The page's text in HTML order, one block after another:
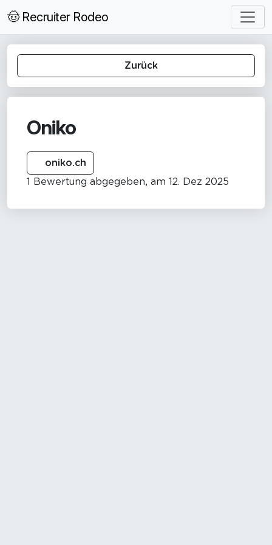
🤠 Recruiter Rodeo
Zurück
Oniko
oniko.ch
1 Bewertung abgegeben, am 12. Dez 2025